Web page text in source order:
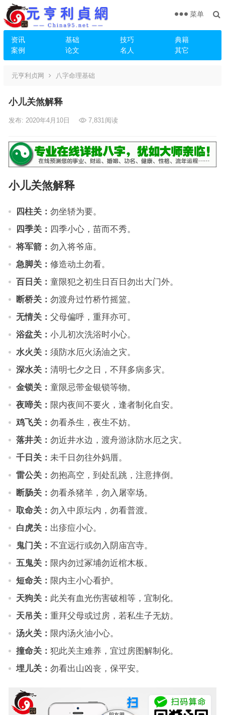
资讯 基础 技巧
典籍
案例
论文 名人 其它
菜单
元亨利贞网 八字命理基础
小儿关煞解释
发布: 2020年4月10日 7,831阅读
小儿关煞解释
四柱关： 勿坐轿为要。
四季关： 四季小心，苗而不秀。
将军箭： 勿入将爷庙。
急脚关： 修造动土勿看。
百日关： 童限犯之初生日百日勿出大门外。
断桥关： 勿渡舟过竹桥竹摇篮。
无情关： 父母偏呼，重拜亦可。
浴盆关： 小儿初次洗浴时小心。
水火关： 须防水厄火汤油之灾。
深水关： 清明七夕之日，不拜多病多灾。
金锁关： 童限忌带金银锁等物。
夜啼关： 限内夜间不要火，逢者制化自安。
鸡飞关： 勿看杀生，夜生不妨。
落井关： 勿近井水边，渡舟游泳防水厄之灾。
千日关： 未千日勿往外妈厝。
雷公关： 勿抱高空，到处乱跳，注意摔倒。
断肠关： 勿看杀猪羊，勿入屠宰场。
取命关： 勿入中原坛内，勿看普渡。
白虎关： 出疹痘小心。
鬼门关： 不宜远行或勿入阴庙宫寺。
五鬼关： 限内勿过冢埔勿近棺木板。
短命关： 限内主小心看护。
天狗关： 此关有血光伤害破相等，宜制化。
天吊关： 重拜父母或过房，若私生子无妨。
汤火关： 限内汤火油小心。
撞命关： 犯此关主难养，宜过房图解制化。
埋儿关： 勿看出山凶丧，保平安。